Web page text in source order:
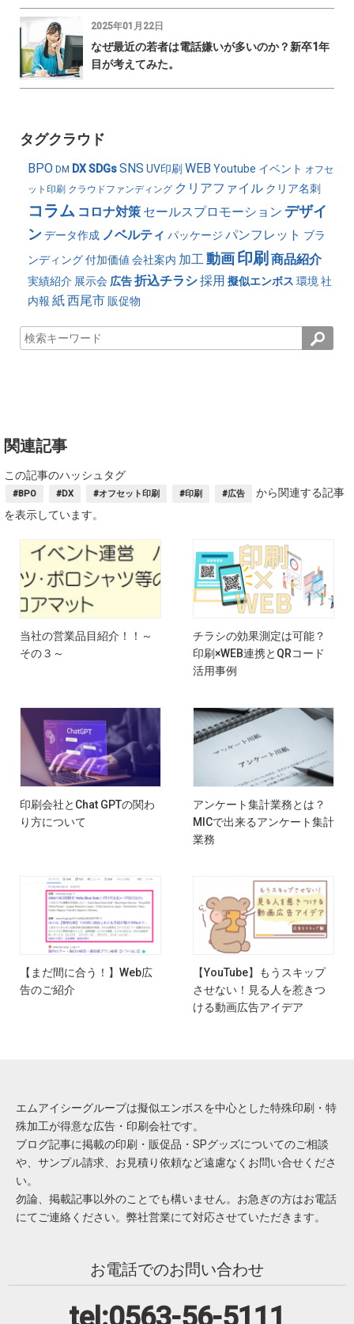
2025年01月22日
なぜ最近の若者は電話嫌いが多いのか？新卒1年
目が考えてみた。
タグクラウド
BPO DM DXSDGsSNS UV印刷 WEB Youtube イベント オフセ
ット印刷 クラウドファンディング クリアファイル クリア名刺
コラム コロナ対策 セールスプロモーション デザイ
ンデータ作成 ノベルティ パッケージ パンフレット ブラ
ンディング付加価値 会社案内 加工動画印刷 商品紹介
実績紹介 展示会 広告折込チラシ採用 擬似エンボス 環境 社
内報 紙西尾市 販促物
関連記事
この記事のハッシュタグ
#BPO #DX #オフセット印刷 #印刷 #広告
から関連する記事
を表示しています。
当社の営業品目紹介！！～
その３～
チラシの効果測定は可能？
印刷×WEB連携とQRコード
活用事例
印刷会社とChat GPTの関わ
り方について
アンケート集計業務とは？
MICで出来るアンケート集計
業務
【まだ間に合う！】Web広
告のご紹介
【YouTube】もうスキップ
させない！見る人を惹きつ
ける動画広告アイデア
エムアイシーグループは擬似エンボスを中心とした特殊印刷・特
殊加工が得意な広告・印刷会社です。
ブログ記事に掲載の印刷・販促品・SPグッズについてのご相談
や、サンプル請求、お見積り依頼など遠慮なくお問い合せくださ
い。
勿論、掲載記事以外のことでも構いません。お急ぎの方はお電話
にてご連絡ください。弊社営業にて対応させていただきます。
お電話でのお問い合わせ